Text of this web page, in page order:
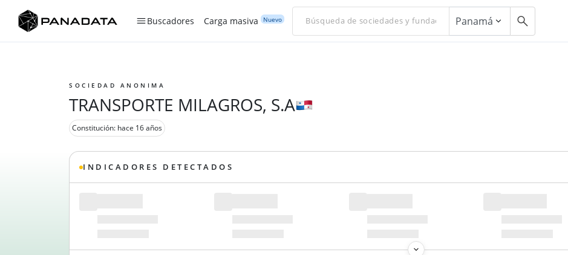
Buscadores Carga masiva Nuevo Panamá
SOCIEDAD ANONIMA
TRANSPORTE MILAGROS, S.A
Constitución: hace 16 años
INDICADORES DETECTADOS